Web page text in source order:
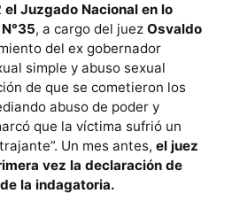
el Juzgado Nacional en lo
, a cargo del juez Osvaldo
del ex gobernador
simple y abuso sexual
de que se cometieron los
abuso de poder y
que la víctima sufrió un
Un mes antes, el juez
vez la declaración de
la indagatoria.